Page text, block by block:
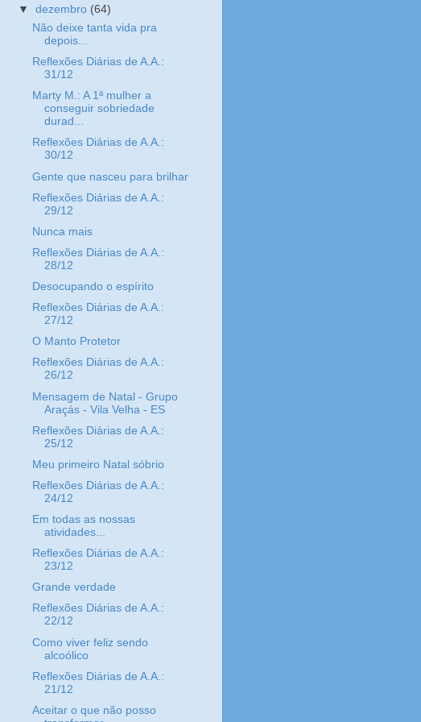
▼dezembro (64)
Não deixe tanta vida pra
depois...
Reflexões Diárias de A.A.:
31/12
Marty M.: A 1ª mulher a
conseguir sobriedade
durad...
Reflexões Diárias de A.A.:
30/12
Gente que nasceu para brilhar
Reflexões Diárias de A.A.:
29/12
Nunca mais
Reflexões Diárias de A.A.:
28/12
Desocupando o espírito
Reflexões Diárias de A.A.:
27/12
O Manto Protetor
Reflexões Diárias de A.A.:
26/12
Mensagem de Natal - Grupo
Araçás - Vila Velha - ES
Reflexões Diárias de A.A.:
25/12
Meu primeiro Natal sóbrio
Reflexões Diárias de A.A.:
24/12
Em todas as nossas
atividades...
Reflexões Diárias de A.A.:
23/12
Grande verdade
Reflexões Diárias de A.A.:
22/12
Como viver feliz sendo
alcoólico
Reflexões Diárias de A.A.:
21/12
Aceitar o que não posso